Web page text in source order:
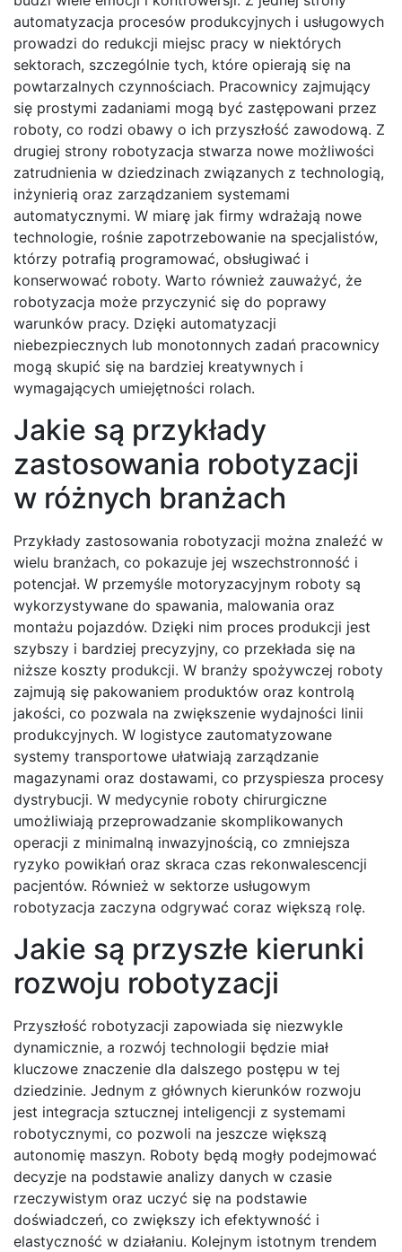
automatyzacja procesów produkcyjnych i usługowych
prowadzi do redukcji miejsc pracy w niektórych
sektorach, szczególnie tych, które opierają się na
powtarzalnych czynnościach. Pracownicy zajmujący
się prostymi zadaniami mogą być zastępowani przez
roboty, co rodzi obawy o ich przyszłość zawodową. Z
drugiej strony robotyzacja stwarza nowe możliwości
zatrudnienia w dziedzinach związanych z technologią,
inżynierią oraz zarządzaniem systemami
automatycznymi. W miarę jak firmy wdrażają nowe
technologie, rośnie zapotrzebowanie na specjalistów,
którzy potrafią programować, obsługiwać i
konserwować roboty. Warto również zauważyć, że
robotyzacja może przyczynić się do poprawy
warunków pracy. Dzięki automatyzacji
niebezpiecznych lub monotonnych zadań pracownicy
mogą skupić się na bardziej kreatywnych i
wymagających umiejętności rolach.
Jakie są przykłady
zastosowania robotyzacji
w różnych branżach
Przykłady zastosowania robotyzacji można znaleźć w
wielu branżach, co pokazuje jej wszechstronność i
potencjał. W przemyśle motoryzacyjnym roboty są
wykorzystywane do spawania, malowania oraz
montażu pojazdów. Dzięki nim proces produkcji jest
szybszy i bardziej precyzyjny, co przekłada się na
niższe koszty produkcji. W branży spożywczej roboty
zajmują się pakowaniem produktów oraz kontrolą
jakości, co pozwala na zwiększenie wydajności linii
produkcyjnych. W logistyce zautomatyzowane
systemy transportowe ułatwiają zarządzanie
magazynami oraz dostawami, co przyspiesza procesy
dystrybucji. W medycynie roboty chirurgiczne
umożliwiają przeprowadzanie skomplikowanych
operacji z minimalną inwazyjnością, co zmniejsza
ryzyko powikłań oraz skraca czas rekonwalescencji
pacjentów. Również w sektorze usługowym
robotyzacja zaczyna odgrywać coraz większą rolę.
Jakie są przyszłe kierunki
rozwoju robotyzacji
Przyszłość robotyzacji zapowiada się niezwykle
dynamicznie, a rozwój technologii będzie miał
kluczowe znaczenie dla dalszego postępu w tej
dziedzinie. Jednym z głównych kierunków rozwoju
jest integracja sztucznej inteligencji z systemami
robotycznymi, co pozwoli na jeszcze większą
autonomię maszyn. Roboty będą mogły podejmować
decyzje na podstawie analizy danych w czasie
rzeczywistym oraz uczyć się na podstawie
doświadczeń, co zwiększy ich efektywność i
elastyczność w działaniu. Kolejnym istotnym trendem